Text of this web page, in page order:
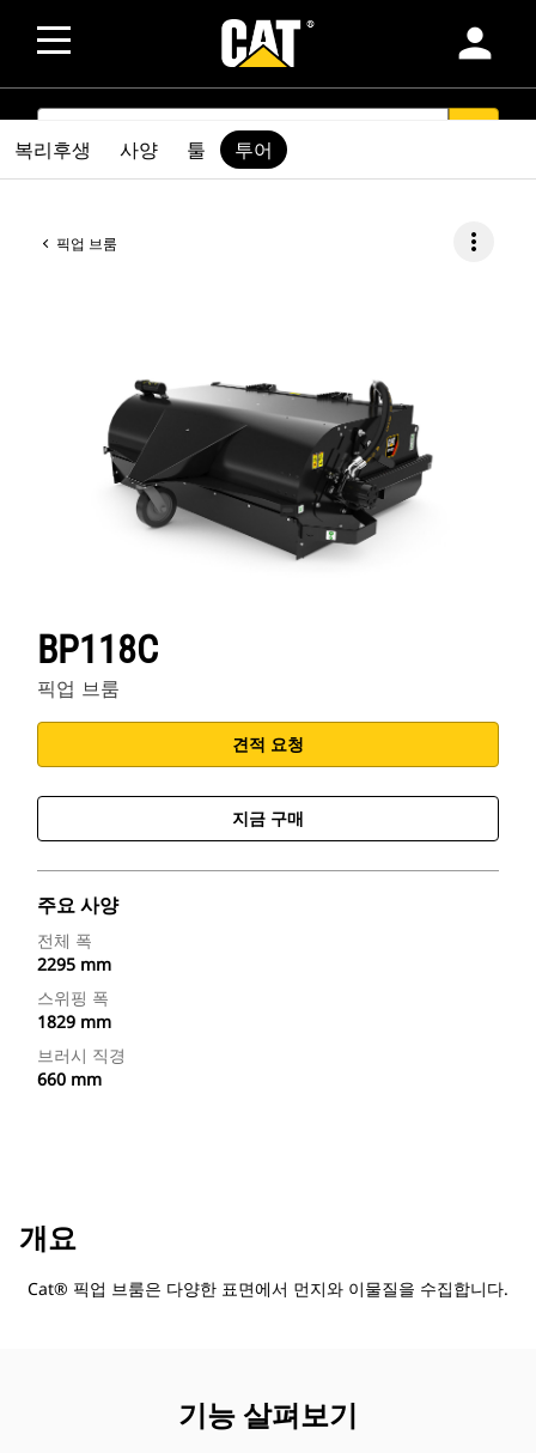
person
SEARCH
픽업 브룸 more_vert
BP118C
픽업 브룸
견적 요청
지금 구매
주요 사양
전체 폭
2295 mm
스위핑 폭
1829 mm
브러시 직경
660 mm
복리후생 사양 툴 투어
개요
Cat® 픽업 브룸은 다양한 표면에서 먼지와 이물질을 수집합니다.
기능 살펴보기